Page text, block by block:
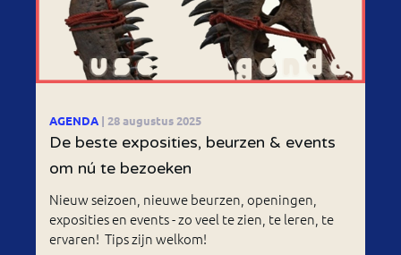
AGENDA | 28 augustus 2025
De beste exposities, beurzen & events
om nú te bezoeken
Nieuw seizoen, nieuwe beurzen, openingen,
exposities en events - zo veel te zien, te leren, te
ervaren! Tips zijn welkom!